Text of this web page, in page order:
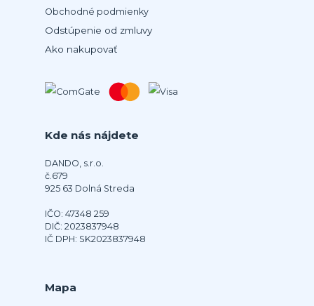
Obchodné podmienky
Odstúpenie od zmluvy
Ako nakupovať
Kde nás nájdete
DANDO, s.r.o.
č.679
925 63 Dolná Streda
IČO: 47348 259
DIČ: 2023837948
IČ DPH: SK2023837948
Mapa